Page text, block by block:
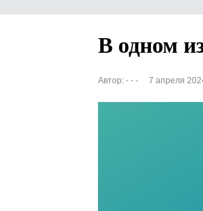
В одном
Автор: - - - 7 апреля